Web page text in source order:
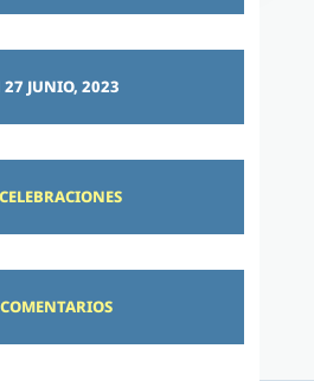
27 JUNIO, 2023
CELEBRACIONES